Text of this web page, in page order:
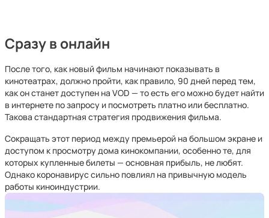
Сразу в онлайн
После того, как новый фильм начинают показывать в
кинотеатрах, должно пройти, как правило, 90 дней перед тем,
как он станет доступен на VOD — то есть его можно будет найти
в интернете по запросу и посмотреть платно или бесплатно.
Такова стандартная стратегия продвижения фильма.
Сокращать этот период между премьерой на большом экране и
доступом к просмотру дома кинокомпании, особенно те, для
которых купленные билеты — основная прибыль, не любят.
Однако коронавирус сильно повлиял на привычную модель
работы киноиндустрии.